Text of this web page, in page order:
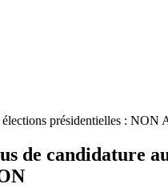
élections présidentielles :
de candidature